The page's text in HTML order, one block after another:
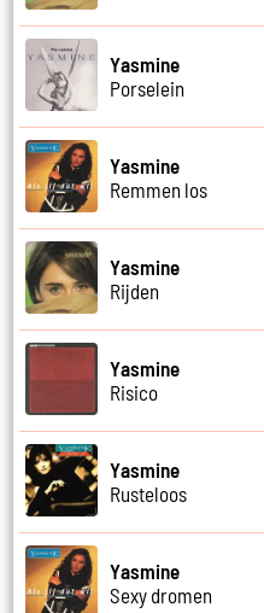
Yasmine
Porselein
Yasmine
Remmen los
Yasmine
Rijden
Yasmine
Risico
Yasmine
Rusteloos
Yasmine
Sexy dromen